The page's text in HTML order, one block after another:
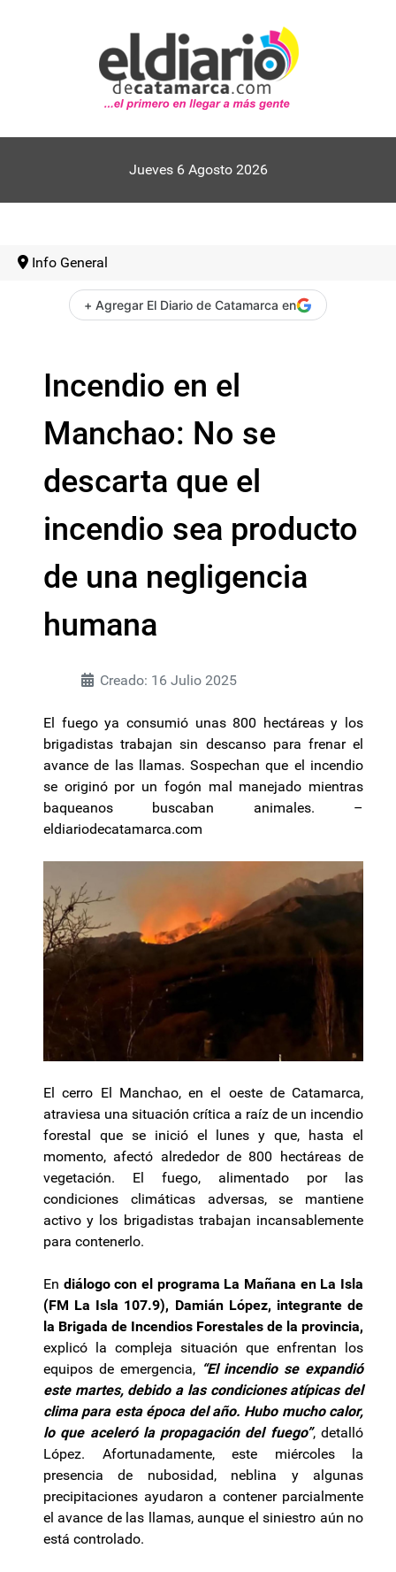
Jueves 6 Agosto 2026
Info General
+ Agregar El Diario de Catamarca en
Incendio en el
Manchao: No se
descarta que el
incendio sea producto
de una negligencia
humana
Creado: 16 Julio 2025
El fuego ya consumió unas 800 hectáreas y los
brigadistas trabajan sin descanso para frenar el
avance de las llamas. Sospechan que el incendio
se originó por un fogón mal manejado mientras
baqueanos buscaban animales. –
eldiariodecatamarca.com
El cerro El Manchao, en el oeste de Catamarca,
atraviesa una situación crítica a raíz de un incendio
forestal que se inició el lunes y que, hasta el
momento, afectó alrededor de 800 hectáreas de
vegetación. El fuego, alimentado por las
condiciones climáticas adversas, se mantiene
activo y los brigadistas trabajan incansablemente
para contenerlo.
En diálogo con el programa La Mañana en La Isla
(FM La Isla 107.9), Damián López, integrante de
la Brigada de Incendios Forestales de la provincia,
explicó la compleja situación que enfrentan los
equipos de emergencia, “El incendio se expandió
este martes, debido a las condiciones atípicas del
clima para esta época del año. Hubo mucho calor,
lo que aceleró la propagación del fuego”, detalló
López. Afortunadamente, este miércoles la
presencia de nubosidad, neblina y algunas
precipitaciones ayudaron a contener parcialmente
el avance de las llamas, aunque el siniestro aún no
está controlado.